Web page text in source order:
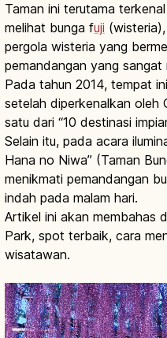
Taman ini terutama
melihat bunga fuji
pergola wisteria yang
pemandangan yang sangat
Pada tahun 2014, tempat
setelah diperkenalkan oleh
satu dari “10 destinasi
Selain itu, pada acara
Hana no Niwa” (Taman
menikmati pemandangan
indah pada malam hari.
Artikel ini akan membahas
Park, spot terbaik, cara
wisatawan.